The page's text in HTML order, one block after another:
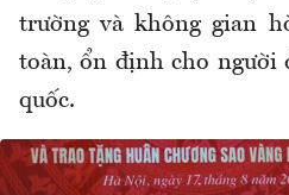
trường và không gian
toàn, ổn định cho người
quốc.